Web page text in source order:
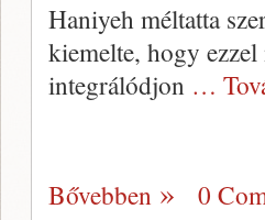
Haniyeh méltatta
kiemelte, hogy
integrálódjon …
Bővebben 0